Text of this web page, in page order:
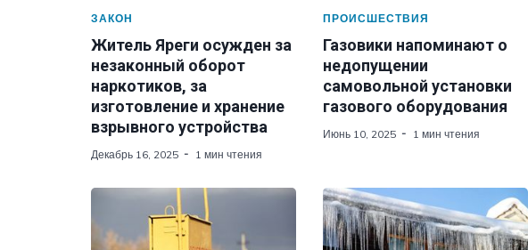
ЗАКОН
Житель Яреги осужден за
незаконный оборот
наркотиков, за
изготовление и хранение
взрывного устройства
Декабрь 16, 2025 1 мин чтения
ПРОИСШЕСТВИЯ
Газовики напоминают о
недопущении
самовольной установки
газового оборудования
Июнь 10, 2025 1 мин чтения